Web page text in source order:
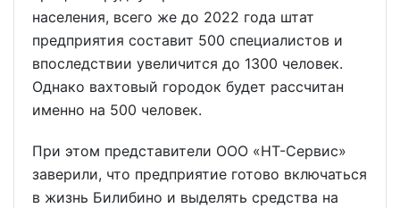
населения, всего же до 2022 года штат
предприятия составит 500 специалистов и
впоследствии увеличится до 1300 человек.
Однако вахтовый городок будет рассчитан
именно на 500 человек.
При этом представители ООО «НТ-Сервис»
заверили, что предприятие готово включаться
в жизнь Билибино и выделять средства на